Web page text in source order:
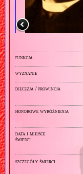
funkcja
wyznanie
diecezja / prowincja
honorowe wyróżnienia
data i miejsce
śmierci
szczegóły śmierci